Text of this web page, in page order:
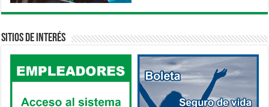
Sitios de interés